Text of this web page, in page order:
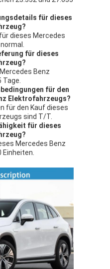
für dieses
dieses Mercedes
für dieses
Benz
für den
Elektrofahrzeugs?
für den Kauf dieses
sind T/T.
für dieses
Mercedes Benz